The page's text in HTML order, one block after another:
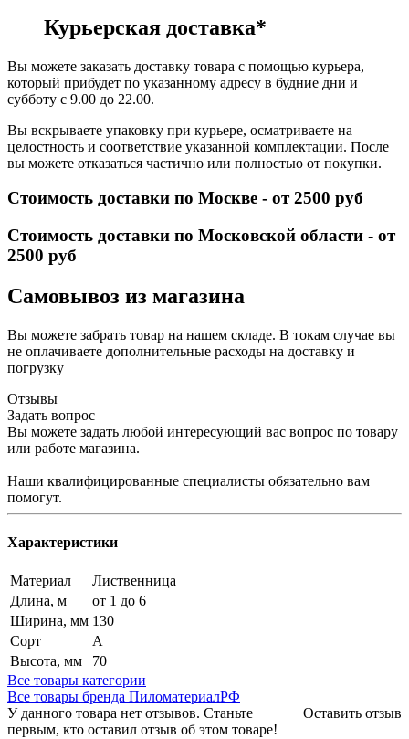
Курьерская доставка*
Вы можете заказать доставку товара с помощью курьера,
который прибудет по указанному адресу в будние дни и
субботу с 9.00 до 22.00.
Вы вскрываете упаковку при курьере, осматриваете на
целостность и соответствие указанной комплектации. После
вы можете отказаться частично или полностью от покупки.
Стоимость доставки по Москве - от 2500 руб
Стоимость доставки по Московской области - от
2500 руб
Самовывоз из магазина
Вы можете забрать товар на нашем складе. В токам случае вы
не оплачиваете дополнительные расходы на доставку и
погрузку
Отзывы
Задать вопрос
Вы можете задать любой интересующий вас вопрос по товару
или работе магазина.
Наши квалифицированные специалисты обязательно вам
помогут.
Характеристики
Материал
Лиственница
Длина, м
от 1 до 6
Ширина, мм 130
Сорт
А
Высота, мм
70
Все товары категории
Все товары бренда ПиломатериалРФ
Оставить отзыв
У данного товара нет отзывов. Станьте
первым, кто оставил отзыв об этом товаре!